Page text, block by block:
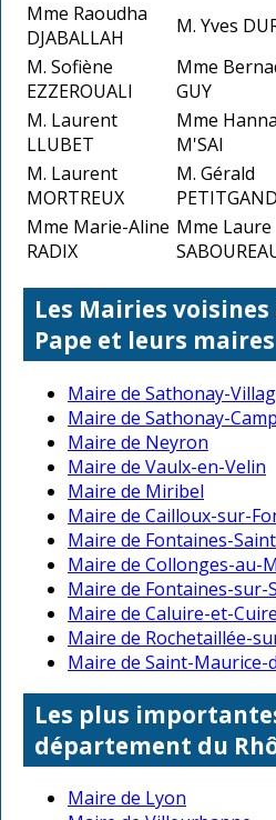
Mme Raoudha
DJABALLAH
M. Yves
M. Sofiène
EZZEROUALI
Mme
GUY
M. Laurent
LLUBET
Mme
M'SAI
M. Laurent
MORTREUX
M. Gérald
PETITGAND
Mme Marie-Aline
RADIX
Mme Laure
Les Mairies
Pape et leurs maires
Maire de Sathonay-
Maire de Sathonay-Camp
Maire de Neyron
Maire de Vaulx-en-Velin
Maire de Miribel
Maire de Cailloux-sur-
Maire de Fontaines-
Maire de Collonges-au-
Maire de Fontaines-sur-
Maire de Caluire-et-Cuire
Maire de Rochetaillée-
Maire de Saint-Maurice-
Les plus
département du
Maire de Lyon